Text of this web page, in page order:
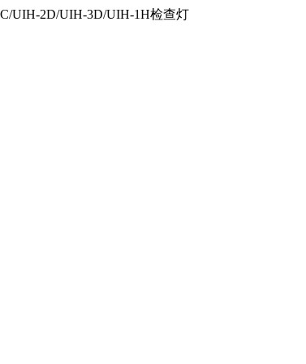
UIH-2D/UIH-3D/UIH-1H检查灯